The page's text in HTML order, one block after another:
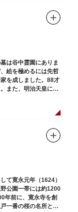
は谷中霊園にありま
絵を極めるには先哲
を成しました。88才
また、明治天皇に
て寛永元年（1624）
公園一帯には約1200
年前に、寛永寺を創
一番の桜の名所とし